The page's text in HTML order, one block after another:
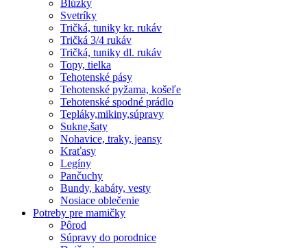
Blúzky
Svetríky
Tričká, tuniky kr. rukáv
Tričká 3/4 rukáv
Tričká, tuniky dl. rukáv
Topy, tielka
Tehotenské pásy
Tehotenské pyžama, košeľe
Tehotenské spodné prádlo
Tepláky,mikiny,súpravy
Sukne,šaty
Nohavice, traky, jeansy
Kraťasy
Legíny
Pančuchy
Bundy, kabáty, vesty
Nosiace oblečenie
Potreby pre mamičky
Pôrod
Súpravy do porodnice